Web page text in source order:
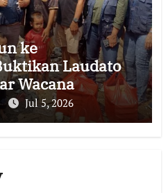
ke
Laudato
Wacana
Jul 5, 2026